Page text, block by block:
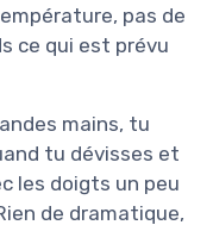
pas de
ce qui est prévu
mains, tu
tu dévisses et
les doigts un peu
de dramatique,